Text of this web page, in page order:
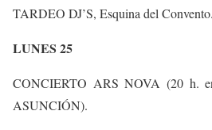
TARDEO DJ’S, Esquina del Convento.
LUNES 25
CONCIERTO ARS NOVA (20 h.
ASUNCIÓN).